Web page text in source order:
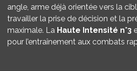
angle, arme déjà orientée vers la
travailler la prise de décision et la
maximale. La Haute Intensité n°3
pour l’entraînement aux combats